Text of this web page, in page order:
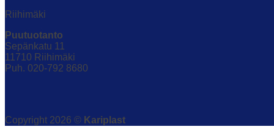
Riihimäki
Puutuotanto
Sepänkatu 11
11710 Riihimäki
Puh. 020-792 8680
Copyright 2026 © Kariplast